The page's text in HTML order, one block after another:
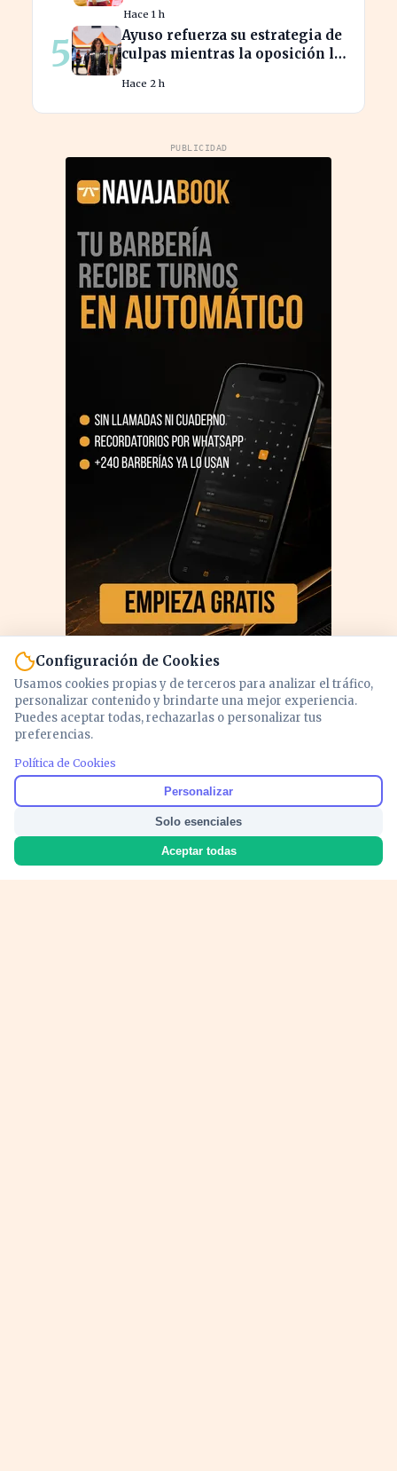
Hace 1 h
5
Ayuso refuerza su estrategia de
culpas mientras la oposición la
Hace 2 h
PUBLICIDAD
Configuración de Cookies
Usamos cookies propias y de terceros para analizar el tráfico,
personalizar contenido y brindarte una mejor experiencia.
Puedes aceptar todas, rechazarlas o personalizar tus
preferencias.
Política de Cookies
Personalizar
Solo esenciales
Aceptar todas